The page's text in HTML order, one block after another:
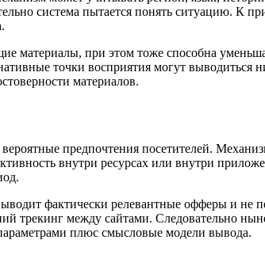
система пытается понять ситуацию. К
материалы, при этом тоже способна
точки восприятия могут
материалов.
предпочтения посетителей.
внутри ресурсах или внутри
фактически релевантные офферы и
трекинг между сайтами. Следовательно
плюс смысловые модели вывода.